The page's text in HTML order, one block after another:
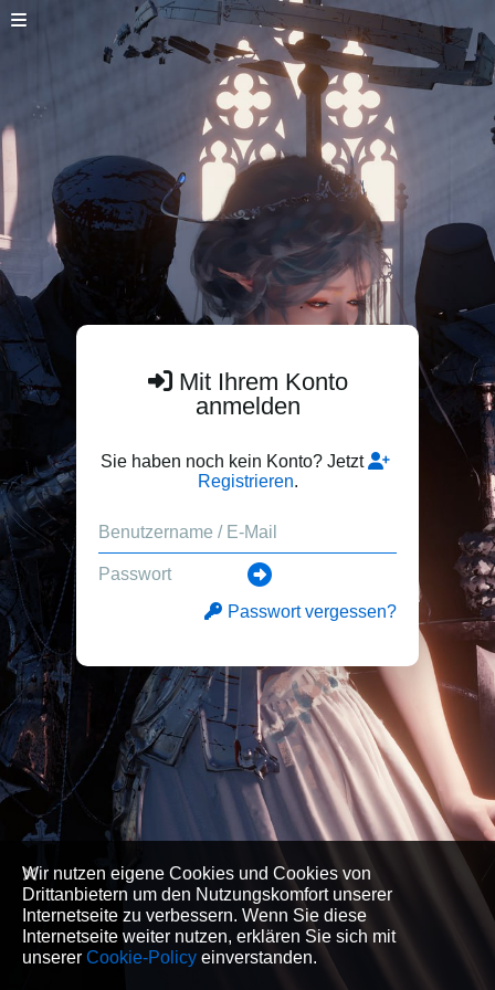
Mit Ihrem Konto
anmelden
Sie haben noch kein Konto? Jetzt
Registrieren.
Passwort vergessen?
Wir nutzen eigene Cookies und Cookies von
Drittanbietern um den Nutzungskomfort unserer
Internetseite zu verbessern. Wenn Sie diese
Internetseite weiter nutzen, erklären Sie sich mit
unserer Cookie-Policy einverstanden.